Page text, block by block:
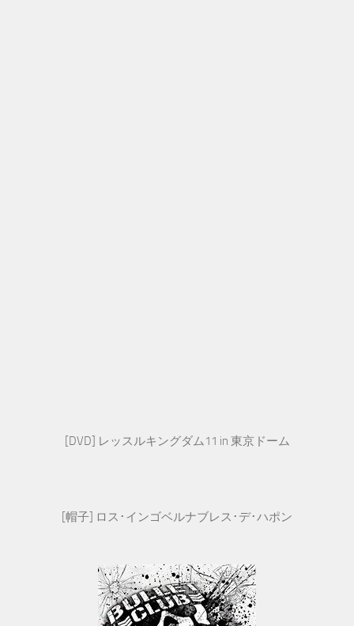
[DVD] レッスルキングダム11 in 東京ドーム
[帽子] ロス･インゴベルナブレス･デ･ハポン